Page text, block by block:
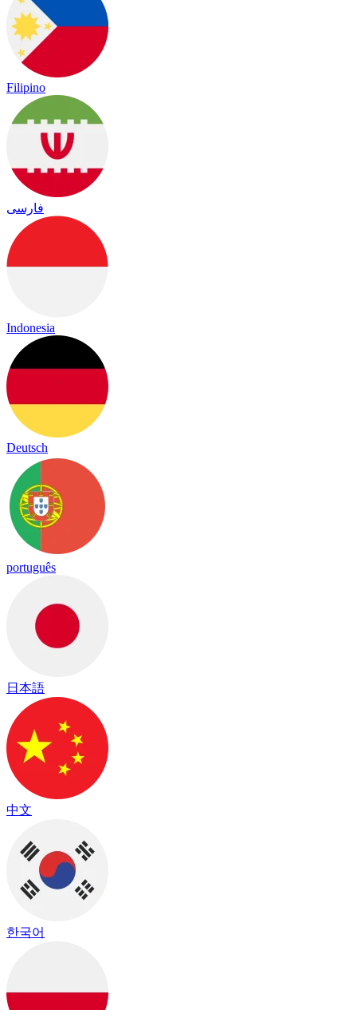
Filipino
فارسی
Indonesia
Deutsch
português
日本語
中文
한국어